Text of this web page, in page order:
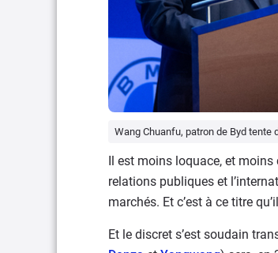
Wang Chuanfu, patron de Byd tente
Il est moins loquace, et moins
relations publiques et
marchés. Et c’est à ce titre
Et le discret s’est soudain